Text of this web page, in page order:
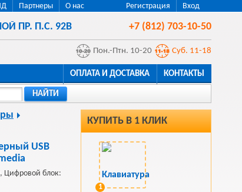
Регистрация Вход
Партнеры
О нас
ПР. П.С. 92В +7 (812) 703-10-50
Пон.-Птн. 10-20 Суб. 11-18
ОПЛАТА И ДОСТАВКА КОНТАКТЫ
НАЙТИ
КУПИТЬ В 1 КЛИК
1
USB
Цифровой блок: